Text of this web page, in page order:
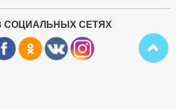
СОЦИАЛЬНЫХ СЕТЯХ